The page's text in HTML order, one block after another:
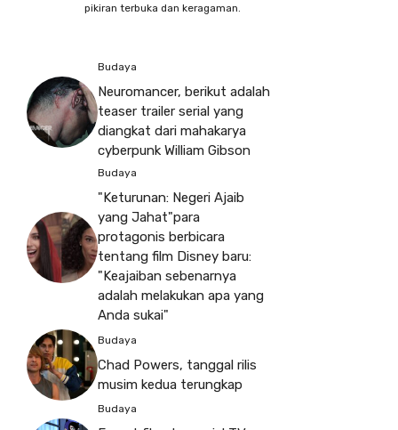
pikiran terbuka dan keragaman.
Budaya
Neuromancer, berikut adalah
teaser trailer serial yang
diangkat dari mahakarya
cyberpunk William Gibson
Budaya
"Keturunan: Negeri Ajaib
yang Jahat"para
protagonis berbicara
tentang film Disney baru:
"Keajaiban sebenarnya
adalah melakukan apa yang
Anda sukai"
Budaya
Chad Powers, tanggal rilis
musim kedua terungkap
Budaya